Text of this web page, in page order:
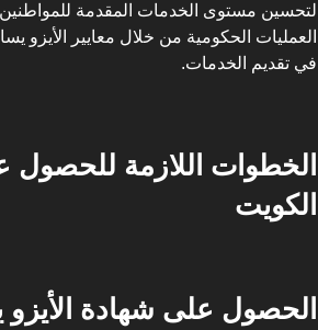
لتحسين مستوى الخدمات المقدمة
العمليات الحكومية من خلال معايير الأيزو
في تقديم الخدمات.
الخطوات اللازمة للحصول
الكويت
الحصول على شهادة